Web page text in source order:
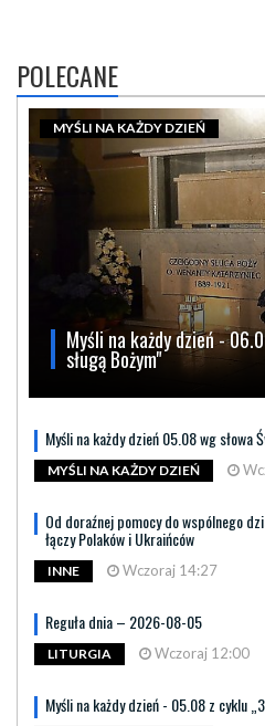
POLECANE
Myśli na każdy dzień -
sługą Bożym"
MYŚLI NA KAŻDY DZIEŃ
Myśli na każdy dzień 05.08 wg słowa
MYŚLI NA KAŻDY DZIEŃ
Od doraźnej pomocy do wspólnego
łączy Polaków i Ukraińców
INNE Wczoraj 14:27
Reguła dnia – 2026-08-05
LITURGIA Wczoraj 12:00
Myśli na każdy dzień - 05.08 z cyklu